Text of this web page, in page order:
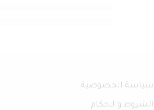
سياسة الخصوصية
الشروط والاحكام